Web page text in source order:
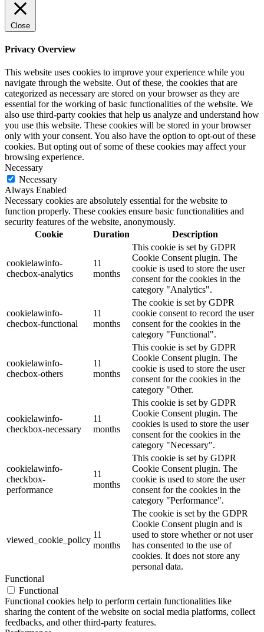
Close
Privacy Overview
This website uses cookies to improve your experience while you
navigate through the website. Out of these, the cookies that are
categorized as necessary are stored on your browser as they are
essential for the working of basic functionalities of the website. We
also use third-party cookies that help us analyze and understand how
you use this website. These cookies will be stored in your browser
only with your consent. You also have the option to opt-out of these
cookies. But opting out of some of these cookies may affect your
browsing experience.
Necessary
Necessary
Always Enabled
Necessary cookies are absolutely essential for the website to
function properly. These cookies ensure basic functionalities and
security features of the website, anonymously.
Cookie
Duration Description
cookielawinfo-
checbox-analytics
11
months
This cookie is set by GDPR
Cookie Consent plugin. The
cookie is used to store the user
consent for the cookies in the
category "Analytics".
cookielawinfo-
checbox-functional
11
months
The cookie is set by GDPR
cookie consent to record the user
consent for the cookies in the
category "Functional".
cookielawinfo-
checbox-others
11
months
This cookie is set by GDPR
Cookie Consent plugin. The
cookie is used to store the user
consent for the cookies in the
category "Other.
cookielawinfo-
checkbox-necessary
11
months
This cookie is set by GDPR
Cookie Consent plugin. The
cookies is used to store the user
consent for the cookies in the
category "Necessary".
cookielawinfo-
checkbox-
performance
11
months
This cookie is set by GDPR
Cookie Consent plugin. The
cookie is used to store the user
consent for the cookies in the
category "Performance".
viewed_cookie_policy
11
months
The cookie is set by the GDPR
Cookie Consent plugin and is
used to store whether or not user
has consented to the use of
cookies. It does not store any
personal data.
Functional
Functional
Functional cookies help to perform certain functionalities like
sharing the content of the website on social media platforms, collect
feedbacks, and other third-party features.